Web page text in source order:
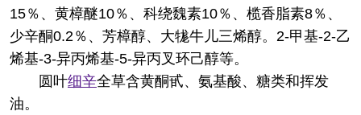
15％、黄樟醚10％、科绕魏素10％、榄香脂素8％、
少辛酮0.2％、芳樟醇、大牻牛儿三烯醇。2-甲基-2-乙
烯基-3-异丙烯基-5-异丙叉环己醇等。
圆叶细辛全草含黄酮甙、氨基酸、糖类和挥发
油。